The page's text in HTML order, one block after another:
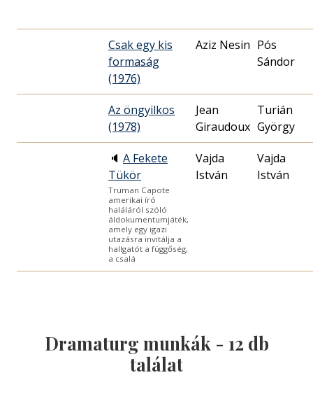
Csak egy kis
formaság
(1976)
Aziz Nesin Pós
Sándor
Az öngyilkos
(1978)
Jean
Giraudoux
Turián
György
🔈 A Fekete
Tükör
Truman Capote
amerikai író
haláláról szóló
áldokumentumjáték,
amely egy igazi
utazásra invitálja a
hallgatót a függőség,
a csalá
Vajda
István
Vajda
István
Dramaturg munkák - 12 db
találat